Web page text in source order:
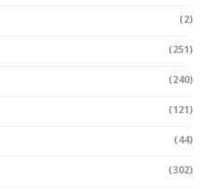
(2)
(251)
(240)
(121)
(44)
(302)